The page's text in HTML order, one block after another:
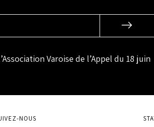
Varoise de l’Appel du 18 juin
NOUS